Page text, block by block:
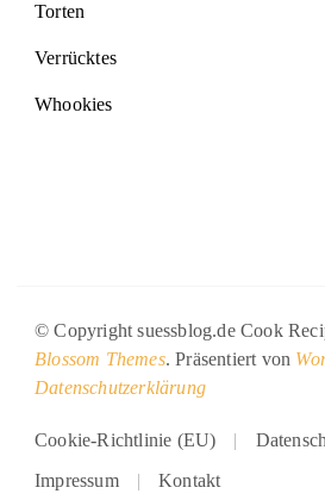
Torten
Verrücktes
Whookies
© Copyright suessblog.deCook
Blossom Themes. Präsentiert von
Datenschutzerklärung
Cookie-Richtlinie (EU)
Impressum
Kontakt